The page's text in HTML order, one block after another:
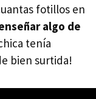
fotillos en
algo de
tenía
bien surtida!